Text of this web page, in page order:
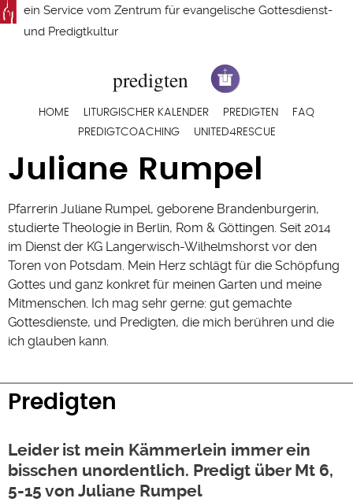
Direkt
zum
ein Service vom Zentrum für evangelische Gottesdienst-
und Predigtkultur
Hauptnavigation
HOME LITURGISCHER KALENDER PREDIGTEN
FAQ
PREDIGTCOACHING
UNITED4RESCUE
Juliane Rumpel
Pfarrerin Juliane Rumpel, geborene Brandenburgerin,
studierte Theologie in Berlin, Rom & Göttingen. Seit 2014
im Dienst der KG Langerwisch-Wilhelmshorst vor den
Toren von Potsdam. Mein Herz schlägt für die Schöpfung
Gottes und ganz konkret für meinen Garten und meine
Mitmenschen. Ich mag sehr gerne: gut gemachte
Gottesdienste, und Predigten, die mich berühren und die
ich glauben kann.
Predigten
Leider ist mein Kämmerlein immer ein
bisschen unordentlich. Predigt über Mt 6,
5-15 von Juliane Rumpel